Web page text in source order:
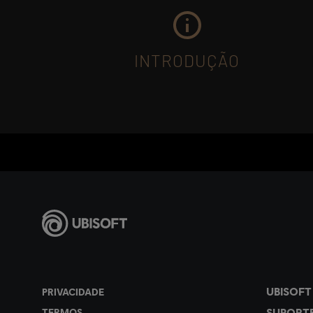
INTRODUÇÃO